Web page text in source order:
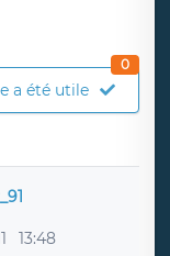
a été utile
0
13:48